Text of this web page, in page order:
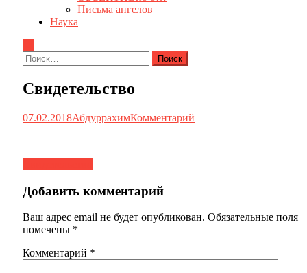
Письма ангелов
Наука
Найти:
Свидетельство
07.02.2018АбдуррахимКомментарий
Навигация
по
записям
Добавить комментарий
Ваш адрес email не будет опубликован. Обязательные поля
помечены *
Комментарий *